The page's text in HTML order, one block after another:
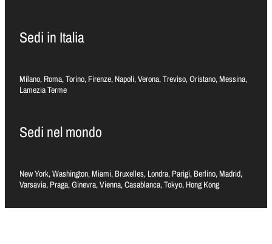
Sedi in Italia
Milano, Roma, Torino, Firenze, Napoli, Verona, Treviso, Oristano, Messina,
Lamezia Terme
Sedi nel mondo
New York, Washington, Miami, Bruxelles, Londra, Parigi, Berlino, Madrid,
Varsavia, Praga, Ginevra, Vienna, Casablanca, Tokyo, Hong Kong